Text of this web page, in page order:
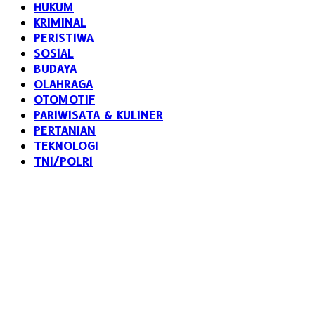
HUKUM
KRIMINAL
PERISTIWA
SOSIAL
BUDAYA
OLAHRAGA
OTOMOTIF
PARIWISATA & KULINER
PERTANIAN
TEKNOLOGI
TNI/POLRI